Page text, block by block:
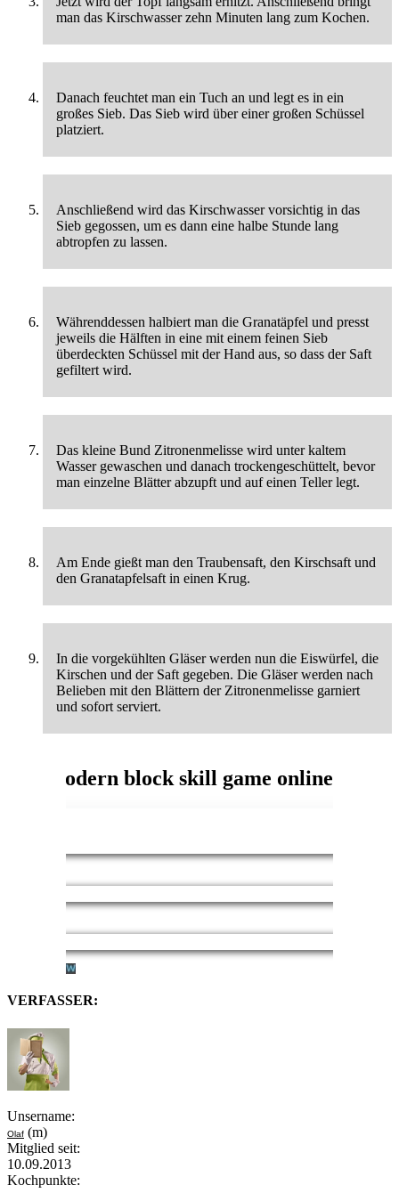
man das Kirschwasser zehn Minuten lang zum Kochen.
Danach feuchtet man ein Tuch an und legt es in ein
großes Sieb. Das Sieb wird über einer großen Schüssel
platziert.
Anschließend wird das Kirschwasser vorsichtig in das
Sieb gegossen, um es dann eine halbe Stunde lang
abtropfen zu lassen.
Währenddessen halbiert man die Granatäpfel und presst
jeweils die Hälften in eine mit einem feinen Sieb
überdeckten Schüssel mit der Hand aus, so dass der Saft
gefiltert wird.
Das kleine Bund Zitronenmelisse wird unter kaltem
Wasser gewaschen und danach trockengeschüttelt, bevor
man einzelne Blätter abzupft und auf einen Teller legt.
Am Ende gießt man den Traubensaft, den Kirschsaft und
den Granatapfelsaft in einen Krug.
In die vorgekühlten Gläser werden nun die Eiswürfel, die
Kirschen und der Saft gegeben. Die Gläser werden nach
Belieben mit den Blättern der Zitronenmelisse garniert
und sofort serviert.
VERFASSER:
Unsername:
Olaf (m)
Mitglied seit:
10.09.2013
Kochpunkte: